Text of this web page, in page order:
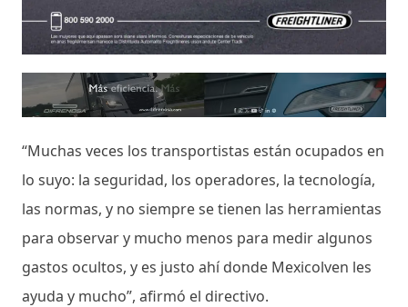
“Muchas veces los transportistas están ocupados en
lo suyo: la seguridad, los operadores, la tecnología,
las normas, y no siempre se tienen las herramientas
para observar y mucho menos para medir algunos
gastos ocultos, y es justo ahí donde Mexicolven les
ayuda y mucho”, afirmó el directivo.